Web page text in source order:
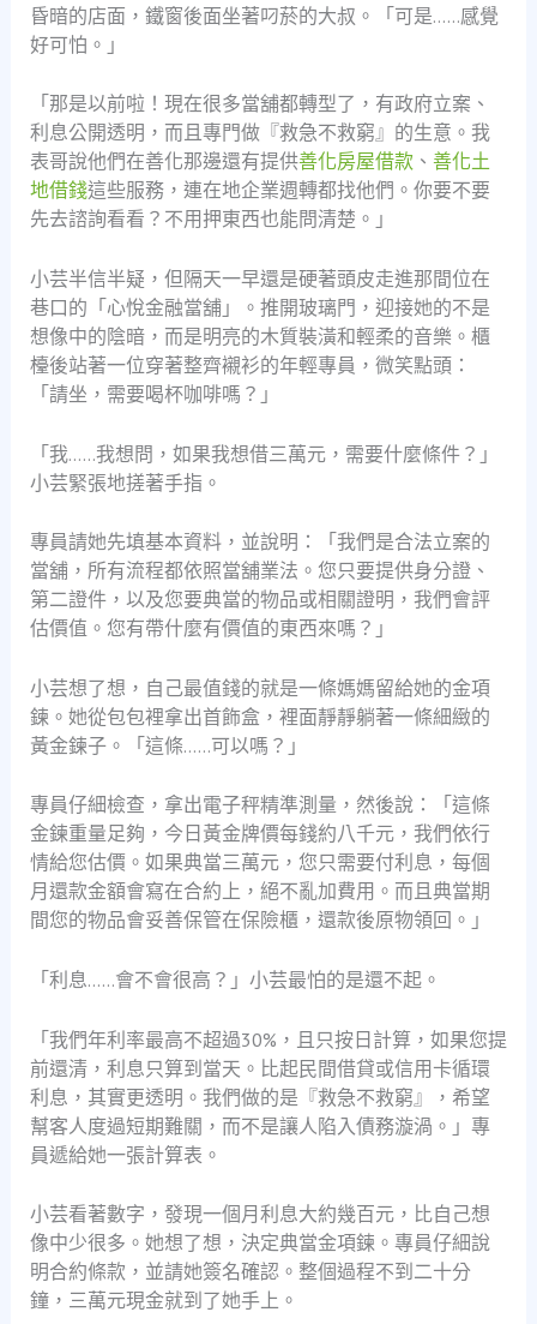
昏暗的店面，鐵窗後面坐著叼菸的大叔。「可是……感覺
好可怕。」
「那是以前啦！現在很多當舖都轉型了，有政府立案、
利息公開透明，而且專門做『救急不救窮』的生意。我
表哥說他們在善化那邊還有提供善化房屋借款、 善化土
地借錢這些服務，連在地企業週轉都找他們。你要不要
先去諮詢看看？不用押東西也能問清楚。」
小芸半信半疑，但隔天一早還是硬著頭皮走進那間位在
巷口的「心悅金融當舖」。推開玻璃門，迎接她的不是
想像中的陰暗，而是明亮的木質裝潢和輕柔的音樂。櫃
檯後站著一位穿著整齊襯衫的年輕專員，微笑點頭：
「請坐，需要喝杯咖啡嗎？」
「我……我想問，如果我想借三萬元，需要什麼條件？」
小芸緊張地搓著手指。
專員請她先填基本資料，並說明：「我們是合法立案的
當舖，所有流程都依照當舖業法。您只要提供身分證、
第二證件，以及您要典當的物品或相關證明，我們會評
估價值。您有帶什麼有價值的東西來嗎？」
小芸想了想，自己最值錢的就是一條媽媽留給她的金項
鍊。她從包包裡拿出首飾盒，裡面靜靜躺著一條細緻的
黃金鍊子。「這條……可以嗎？」
專員仔細檢查，拿出電子秤精準測量，然後說：「這條
金鍊重量足夠，今日黃金牌價每錢約八千元，我們依行
情給您估價。如果典當三萬元，您只需要付利息，每個
月還款金額會寫在合約上，絕不亂加費用。而且典當期
間您的物品會妥善保管在保險櫃，還款後原物領回。」
「利息……會不會很高？」小芸最怕的是還不起。
「我們年利率最高不超過30%，且只按日計算，如果您提
前還清，利息只算到當天。比起民間借貸或信用卡循環
利息，其實更透明。我們做的是『救急不救窮』，希望
幫客人度過短期難關，而不是讓人陷入債務漩渦。」專
員遞給她一張計算表。
小芸看著數字，發現一個月利息大約幾百元，比自己想
像中少很多。她想了想，決定典當金項鍊。專員仔細說
明合約條款，並請她簽名確認。整個過程不到二十分
鐘，三萬元現金就到了她手上。